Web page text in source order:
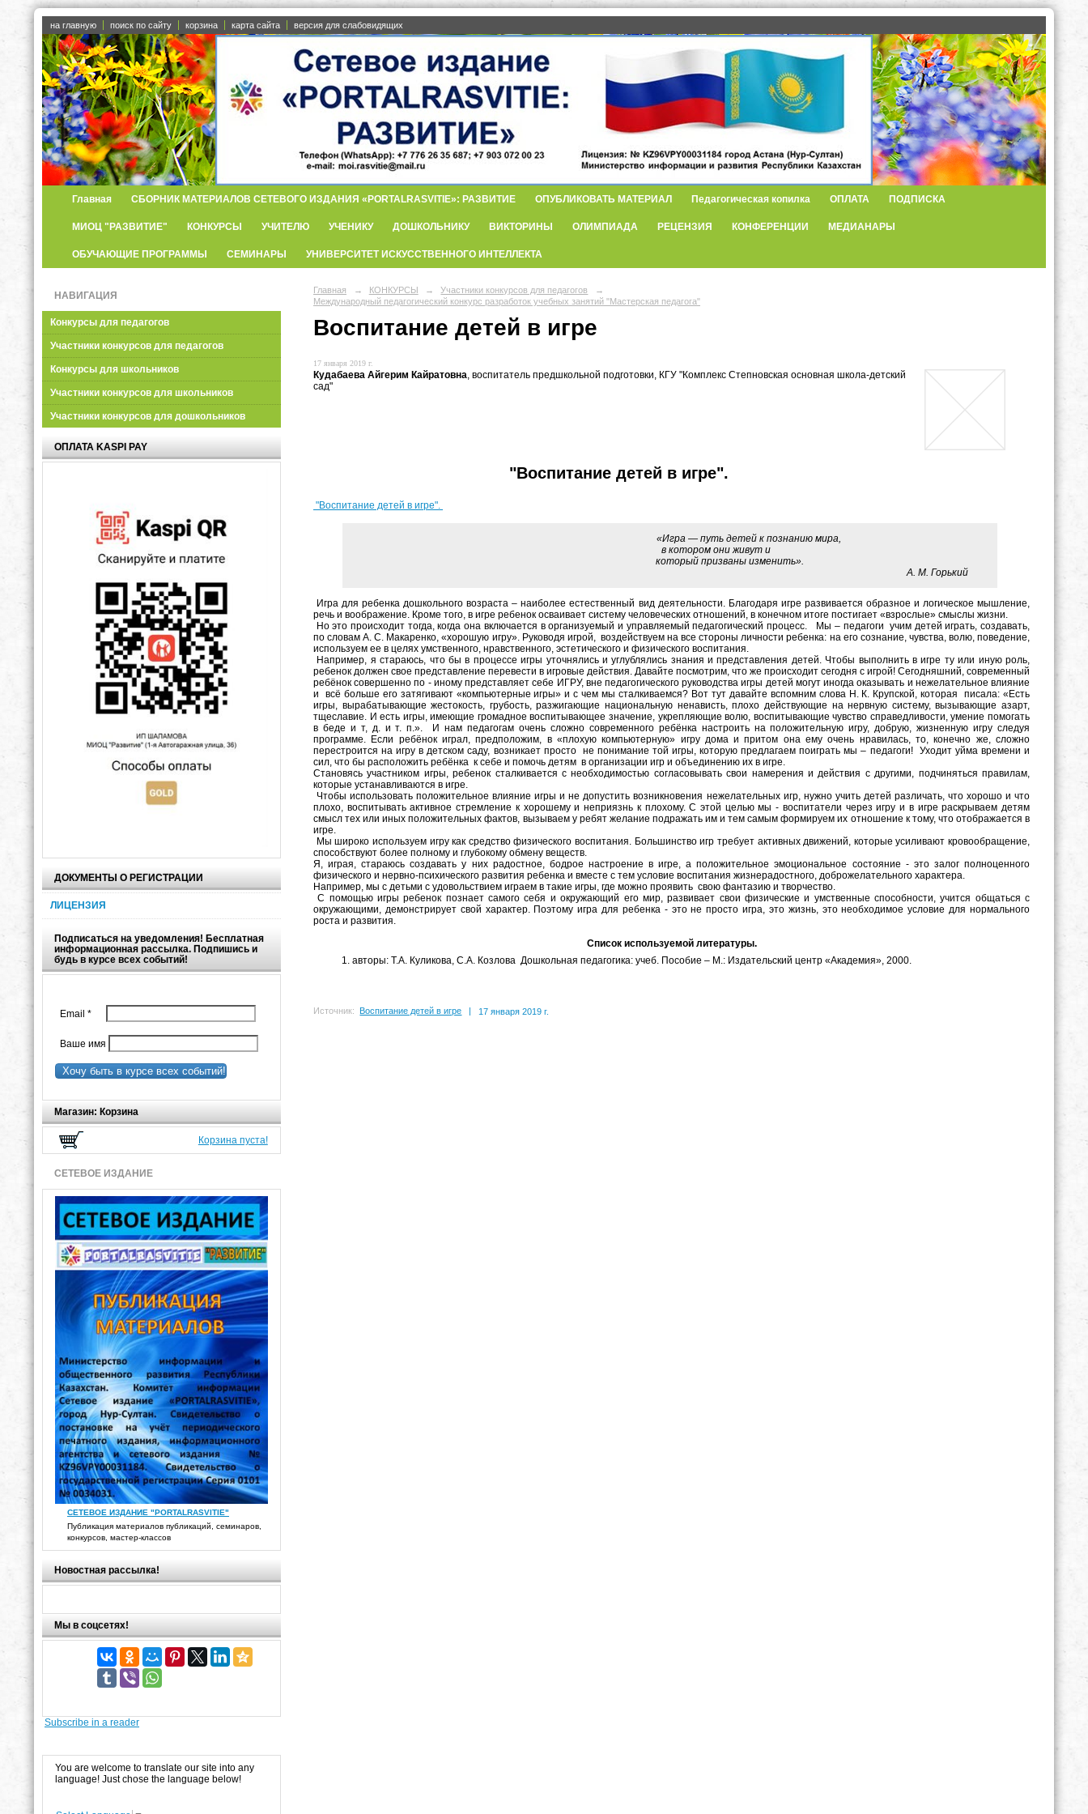
на главную поиск по сайту корзина карта сайта версия для слабовидящих
Главная СБОРНИК МАТЕРИАЛОВ СЕТЕВОГО ИЗДАНИЯ «PORTALRASVITIE»: РАЗВИТИЕ ОПУБЛИКОВАТЬ МАТЕРИАЛ Педагогическая копилка ОПЛАТА ПОДПИСКА
МИОЦ "РАЗВИТИЕ" КОНКУРСЫ УЧИТЕЛЮ УЧЕНИКУ ДОШКОЛЬНИКУ ВИКТОРИНЫ ОЛИМПИАДА РЕЦЕНЗИЯ КОНФЕРЕНЦИИ МЕДИАНАРЫ
ОБУЧАЮЩИЕ ПРОГРАММЫ СЕМИНАРЫ УНИВЕРСИТЕТ ИСКУССТВЕННОГО ИНТЕЛЛЕКТА
НАВИГАЦИЯ
Конкурсы для педагогов
Участники конкурсов для педагогов
Конкурсы для школьников
Участники конкурсов для школьников
Участники конкурсов для дошкольников
ОПЛАТА KASPI PAY
ДОКУМЕНТЫ О РЕГИСТРАЦИИ
ЛИЦЕНЗИЯ
Подписаться на уведомления! Бесплатная
информационная рассылка. Подпишись и
будь в курсе всех событий!
Email *
Ваше имя
Хочу быть в курсе всех событий!
Магазин: Корзина
Корзина пуста!
СЕТЕВОЕ ИЗДАНИЕ
СЕТЕВОЕ ИЗДАНИЕ "PORTALRASVITIE"
Публикация материалов публикаций, семинаров,
конкурсов, мастер-классов
Новостная рассылка!
Мы в соцсетях!
Subscribe in a reader
You are welcome to translate our site into any
language! Just chose the language below!
Главная → КОНКУРСЫ → Участники конкурсов для педагогов
→
Международный педагогический конкурс разработок учебных занятий "Мастерская педагога"
Воспитание детей в игре
17 января 2019 г.
Кудабаева Айгерим Кайратовна , воспитатель предшкольной подготовки, КГУ "Комплекс Степновская основная школа-детский
сад"
"Воспитание детей в игре".
"Воспитание детей в игре".
«Игра — путь детей к познанию мира,
в котором они живут и
который призваны изменить».
А. М. Горький
Игра для ребенка дошкольного возраста – наиболее естественный вид деятельности. Благодаря игре развивается образное и логическое мышление,
речь и воображение. Кроме того, в игре ребенок осваивает систему человеческих отношений, в конечном итоге постигает «взрослые» смыслы жизни.
Но это происходит тогда, когда она включается в организуемый и управляемый педагогический процесс. Мы – педагоги учим детей играть, создавать,
по словам А. С. Макаренко, «хорошую игру». Руководя игрой, воздействуем на все стороны личности ребенка: на его сознание, чувства, волю, поведение,
используем ее в целях умственного, нравственного, эстетического и физического воспитания.
Например, я стараюсь, что бы в процессе игры уточнялись и углублялись знания и представления детей. Чтобы выполнить в игре ту или иную роль,
ребенок должен свое представление перевести в игровые действия. Давайте посмотрим, что же происходит сегодня с игрой! Сегодняшний, современный
ребёнок совершенно по - иному представляет себе ИГРУ, вне педагогического руководства игры детей могут иногда оказывать и нежелательное влияние
и всё больше его затягивают «компьютерные игры» и с чем мы сталкиваемся? Вот тут давайте вспомним слова Н. К. Крупской, которая писала: «Есть
игры, вырабатывающие жестокость, грубость, разжигающие национальную ненависть, плохо действующие на нервную систему, вызывающие азарт,
тщеславие. И есть игры, имеющие громадное воспитывающее значение, укрепляющие волю, воспитывающие чувство справедливости, умение помогать
в беде и т, д. и т. п.». И нам педагогам очень сложно современного ребёнка настроить на положительную игру, добрую, жизненную игру следуя
программе. Если ребёнок играл, предположим, в «плохую компьютерную» игру дома и притом она ему очень нравилась, то, конечно же, сложно
перестроится на игру в детском саду, возникает просто не понимание той игры, которую предлагаем поиграть мы – педагоги! Уходит уйма времени и
сил, что бы расположить ребёнка к себе и помочь детям в организации игр и объединению их в игре.
Становясь участником игры, ребенок сталкивается с необходимостью согласовывать свои намерения и действия с другими, подчиняться правилам,
которые устанавливаются в игре.
Чтобы использовать положительное влияние игры и не допустить возникновения нежелательных игр, нужно учить детей различать, что хорошо и что
плохо, воспитывать активное стремление к хорошему и неприязнь к плохому. С этой целью мы - воспитатели через игру и в игре раскрываем детям
смысл тех или иных положительных фактов, вызываем у ребят желание подражать им и тем самым формируем их отношение к тому, что отображается в
игре.
Мы широко используем игру как средство физического воспитания. Большинство игр требует активных движений, которые усиливают кровообращение,
способствуют более полному и глубокому обмену веществ.
Я, играя, стараюсь создавать у них радостное, бодрое настроение в игре, а положительное эмоциональное состояние - это залог полноценного
физического и нервно-психического развития ребенка и вместе с тем условие воспитания жизнерадостного, доброжелательного характера.
Например, мы с детьми с удовольствием играем в такие игры, где можно проявить свою фантазию и творчество.
С помощью игры ребенок познает самого себя и окружающий его мир, развивает свои физические и умственные способности, учится общаться с
окружающими, демонстрирует свой характер. Поэтому игра для ребенка - это не просто игра, это жизнь, это необходимое условие для нормального
роста и развития.
Список используемой литературы.
авторы: Т.А. Куликова, С.А. Козлова Дошкольная педагогика: учеб. Пособие – М.: Издательский центр «Академия», 2000.
Источник: Воспитание детей в игре | 17 января 2019 г.